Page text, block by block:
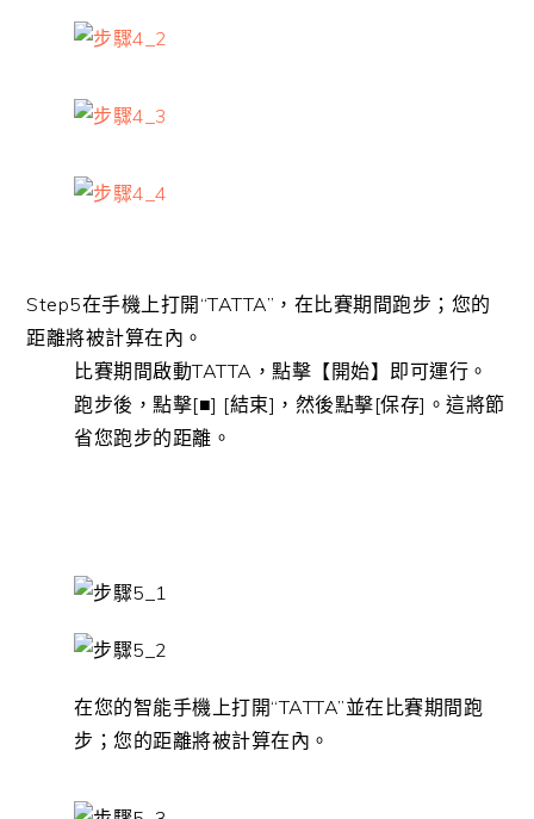
Step5在手機上打開“TATTA”，在比賽期間跑步；您的
距離將被計算在內。
比賽期間啟動TATTA，點擊 【開始】 即可運行。
跑步後，點擊[■] [結束] ，然後點擊[保存] 。這將節
省您跑步的距離。
在您的智能手機上打開“TATTA”並在比賽期間跑
步；您的距離將被計算在內。